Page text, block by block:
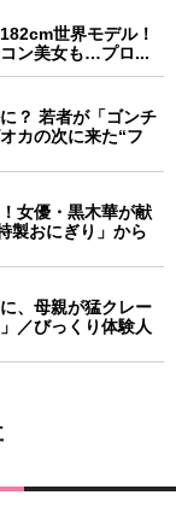
世界モデル！
ン美女も…プロ...
？ 若者が「ゴンチ
カの次に来た“フ
女優・黒木華が献
製おにぎり」から
、母親が猛クレー
／びっくり体験人